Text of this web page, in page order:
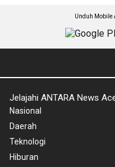
Unduh Mobile
Jelajahi ANTARA News
Nasional
Daerah
Teknologi
Hiburan